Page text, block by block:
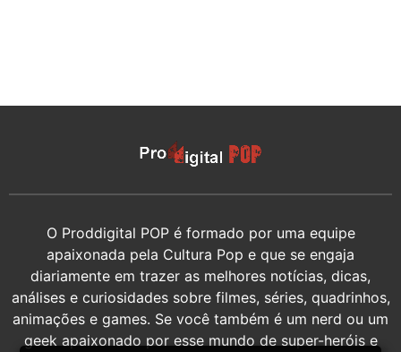
O Proddigital POP é formado por uma equipe
apaixonada pela Cultura Pop e que se engaja
diariamente em trazer as melhores notícias, dicas,
análises e curiosidades sobre filmes, séries, quadrinhos,
animações e games. Se você também é um nerd ou um
geek apaixonado por esse mundo de super-heróis e